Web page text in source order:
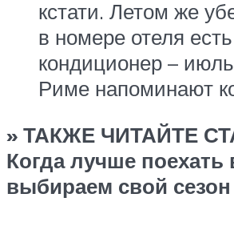
кстати. Летом же
в номере отеля есть
кондиционер –
Риме напоминают
» ТАКЖЕ ЧИТАЙТЕ
Когда лучше поехать
выбираем свой сезон